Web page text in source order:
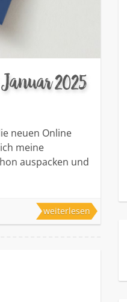
2025
neuen Online
meine
auspacken und
weiterlesen